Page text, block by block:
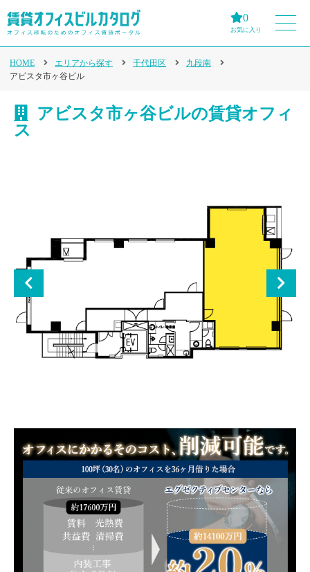
0
お気に入り
HOME エリアから探す 千代田区
九段南
アビスタ市ヶ谷ビル
アビスタ市ヶ谷ビルの賃貸オフィ
ス